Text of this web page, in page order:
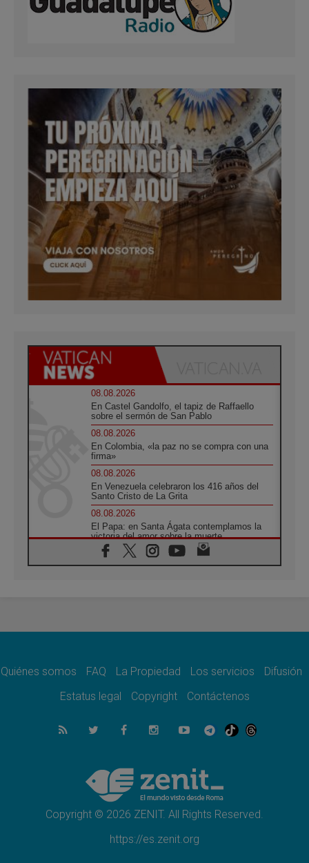
08.08.2026
En Castel Gandolfo, el tapiz de Raffaello
sobre el sermón de San Pablo
08.08.2026
En Colombia, «la paz no se compra con una
firma»
08.08.2026
En Venezuela celebraron los 416 años del
Santo Cristo de La Grita
08.08.2026
El Papa: en Santa Ágata contemplamos la
victoria del amor sobre la muerte
08.08.2026
León XIV visitará el Santuario de la Madre
07.08.2026
07.08.2026
el compromiso del cristiano"
La matanza de niños en Gaza no cesa: 300
muertos en 300 días
Tagle: La guerra desfigura el mundo, solo la
revelación de Dios lo transfigura
Quiénes somos FAQ La Propiedad Los servicios
Difusión
Estatus legal
Copyright Contáctenos
Copyright © 2026 ZENIT. All Rights Reserved.
https://es.zenit.org